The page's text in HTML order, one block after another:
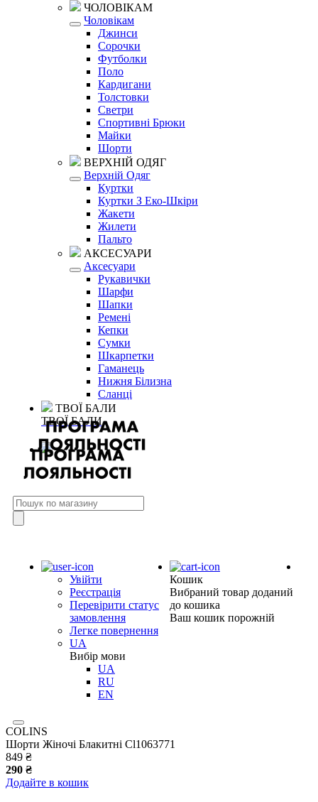
ЧОЛОВІКАМ
Чоловікам
Джинси
Сорочки
Футболки
Поло
Кардигани
Толстовки
Светри
Спортивні Брюки
Майки
Шорти
ВЕРХНІЙ ОДЯГ
Верхній Одяг
Куртки
Куртки З Еко-Шкіри
Жакети
Жилети
Пальто
АКСЕСУАРИ
Аксесуари
Рукавички
Шарфи
Шапки
Ремені
Кепки
Сумки
Шкарпетки
Гаманець
Нижня Білизна
Сланці
ТВОЇ БАЛИ
ТВОЇ БАЛИ
Увійти
Реєстрація
Перевірити статус
замовлення
Легке повернення
UA
Вибір мови
UA
RU
EN
Кошик
Вибраний товар доданий
до кошика
Ваш кошик порожній
COLINS
Шорти Жіночі Блакитні Cl1063771
849 ₴
290 ₴
Додайте в кошик